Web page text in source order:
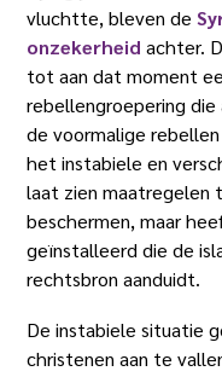
vluchtte, bleven de
onzekerheid achter.
tot aan dat moment
rebellengroepering
de voormalige rebellen
het instabiele en
laat zien maatregelen
beschermen, maar
geïnstalleerd die de
rechtsbron aanduidt.
De instabiele situatie
christenen aan te